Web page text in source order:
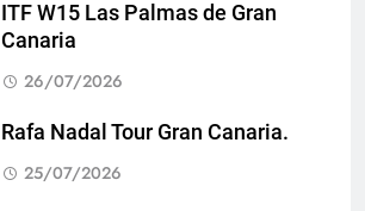
ITF W15 Las Palmas de Gran
Canaria
26/07/2026
Rafa Nadal Tour Gran Canaria.
25/07/2026